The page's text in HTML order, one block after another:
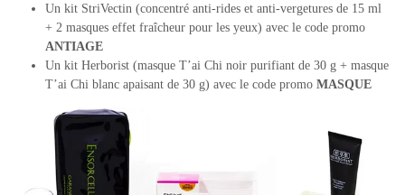
Un kit StriVectin (concentré anti-rides et anti-vergetures de 15 ml
+ 2 masques effet fraîcheur pour les yeux) avec le code promo
ANTIAGE
Un kit Herborist (masque T’ai Chi noir purifiant de 30 g + masque
T’ai Chi blanc apaisant de 30 g) avec le code promo MASQUE